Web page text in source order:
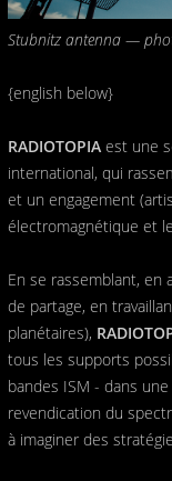
Stubnitz antenna —
{english below}
RADIOTOPIA est une
international, qui
et un engagement
électromagnétique et
En se rassemblant,
de partage, en
planétaires),
tous les supports
bandes ISM - dans
revendication du
à imaginer des